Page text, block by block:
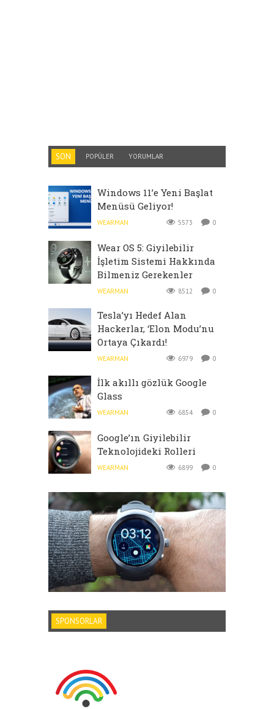
SON POPÜLER YORUMLAR
Windows 11’e Yeni Başlat
Menüsü Geliyor!
WEARMAN 5573 0
Wear OS 5: Giyilebilir
İşletim Sistemi Hakkında
Bilmeniz Gerekenler
WEARMAN 8512 0
Tesla’yı Hedef Alan
Hackerlar, ‘Elon Modu’nu
Ortaya Çıkardı!
WEARMAN 6979 0
İlk akıllı gözlük Google
Glass
WEARMAN 6854 0
Google’ın Giyilebilir
Teknolojideki Rolleri
WEARMAN 6899 0
SPONSORLAR